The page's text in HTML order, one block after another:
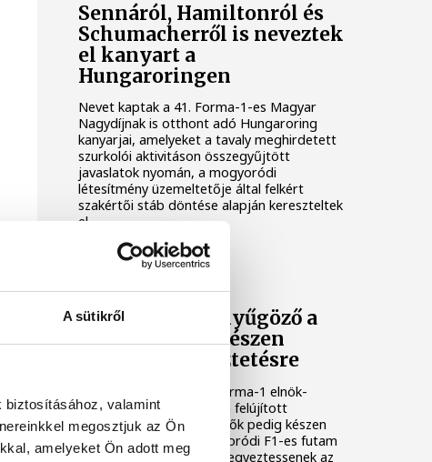
A sütikről
biztosításához, valamint
megosztjuk az Ön
amelyeket Ön adott meg
Sennáról, Hamiltonról és
Schumacherről is neveztek
el kanyart a
Hungaroringen
Nevet kaptak a 41. Forma-1-es Magyar
Nagydíjnak is otthont adó Hungaroring
kanyarjai, amelyeket a tavaly meghirdetett
szurkolói aktivitáson összegyűjtött
javaslatok nyomán, a mogyoródi
létesítmény üzemeltetője által felkért
szakértői stáb döntése alapján kereszteltek
el.
Domenicali: lenyűgöző a
Hungaroring, készen
állunk az egyeztetésre
Stefano Domenicali, a Forma-1 elnök-
vezérigazgatója szerint a felújított
Hungaroring lenyűgöző, ők pedig készen
állnak arra, hogy a mogyoródi F1-es futam
hosszabb távú jövőjéről egyeztessenek az